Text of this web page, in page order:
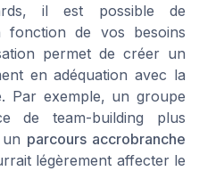
il est possible de
de vos besoins
permet de créer un
en adéquation avec la
Par exemple, un groupe
de team-building plus
parcours accrobranche
légèrement affecter le